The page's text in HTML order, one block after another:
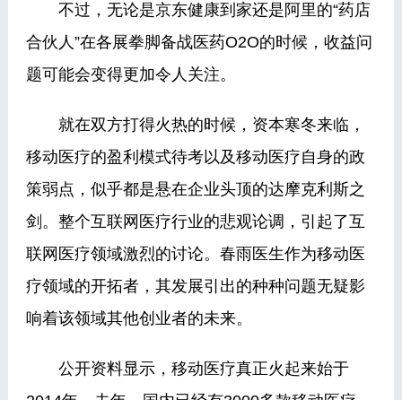
不过，无论是京东健康到家还是阿里的“药店
合伙人”在各展拳脚备战医药O2O的时候，收益问
题可能会变得更加令人关注。
就在双方打得火热的时候，资本寒冬来临，
移动医疗的盈利模式待考以及移动医疗自身的政
策弱点，似乎都是悬在企业头顶的达摩克利斯之
剑。整个互联网医疗行业的悲观论调，引起了互
联网医疗领域激烈的讨论。春雨医生作为移动医
疗领域的开拓者，其发展引出的种种问题无疑影
响着该领域其他创业者的未来。
公开资料显示，移动医疗真正火起来始于